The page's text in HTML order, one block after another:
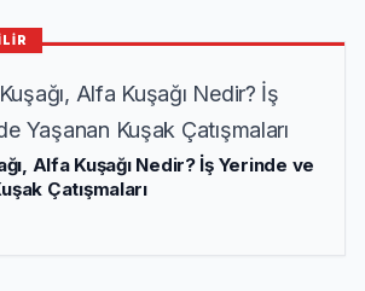
Alfa Kuşağı Nedir? İş Yerinde ve
Çatışmaları